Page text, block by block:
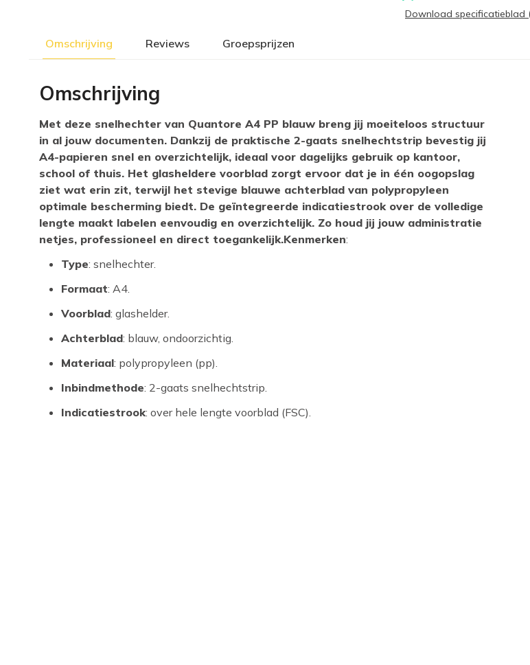
Download specificatieblad
Omschrijving Reviews Groepsprijzen
Omschrijving
Met deze snelhechter van Quantore A4 PP blauw breng jij moeiteloos structuur
in al jouw documenten. Dankzij de praktische 2-gaats snelhechtstrip bevestig jij
A4-papieren snel en overzichtelijk, ideaal voor dagelijks gebruik op kantoor,
school of thuis. Het glasheldere voorblad zorgt ervoor dat je in één oogopslag
ziet wat erin zit, terwijl het stevige blauwe achterblad van polypropyleen
optimale bescherming biedt. De geïntegreerde indicatiestrook over de volledige
lengte maakt labelen eenvoudig en overzichtelijk. Zo houd jij jouw administratie
netjes, professioneel en direct toegankelijk.Kenmerken:
Type: snelhechter.
Formaat: A4.
Voorblad: glashelder.
Achterblad: blauw, ondoorzichtig.
Materiaal: polypropyleen (pp).
Inbindmethode: 2-gaats snelhechtstrip.
Indicatiestrook: over hele lengte voorblad (FSC).